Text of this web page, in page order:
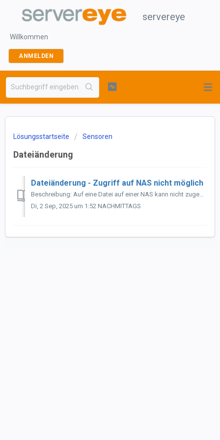
servereye
Willkommen
ANMELDEN
Lösungsstartseite Sensoren
Dateiänderung
Dateiänderung - Zugriff auf NAS nicht möglich
Beschreibung: Auf eine Datei auf einer NAS kann nicht zugegriffen werden. (in den Logs exemplarisch: System.IO.IOException: Anmeldung fehlgeschlagen: unbe...
Di, 2 Sep, 2025 um 1:52 NACHMITTAGS